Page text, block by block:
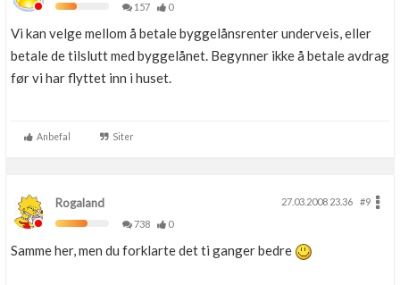
157
0
Vi kan velge mellom å betale byggelånsrenter underveis, eller
betale de tilslutt med byggelånet. Begynner ikke å betale avdrag
før vi har flyttet inn i huset.
Anbefal Siter
Rogaland 27.03.2008 23.36
#9
738
0
Samme her, men du forklarte det ti ganger bedre